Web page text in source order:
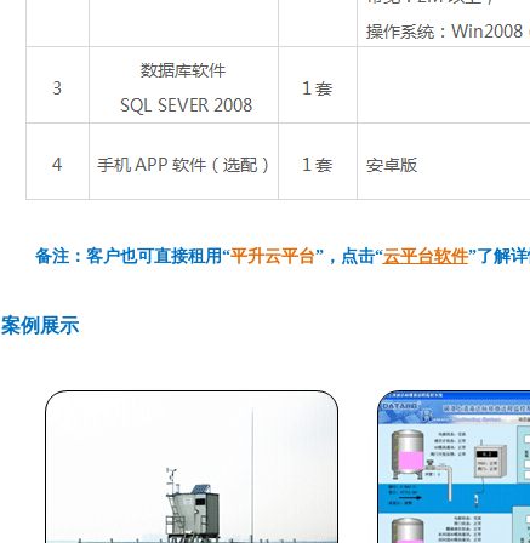
备注：客户也可直接租用“平升云平台”，点击“云平台软件”了解
案例展示